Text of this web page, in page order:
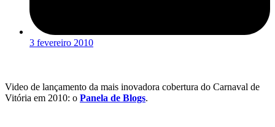
3 fevereiro 2010
Video de lançamento da mais inovadora cobertura do Carnaval de
Vitória em 2010: o Panela de Blogs.